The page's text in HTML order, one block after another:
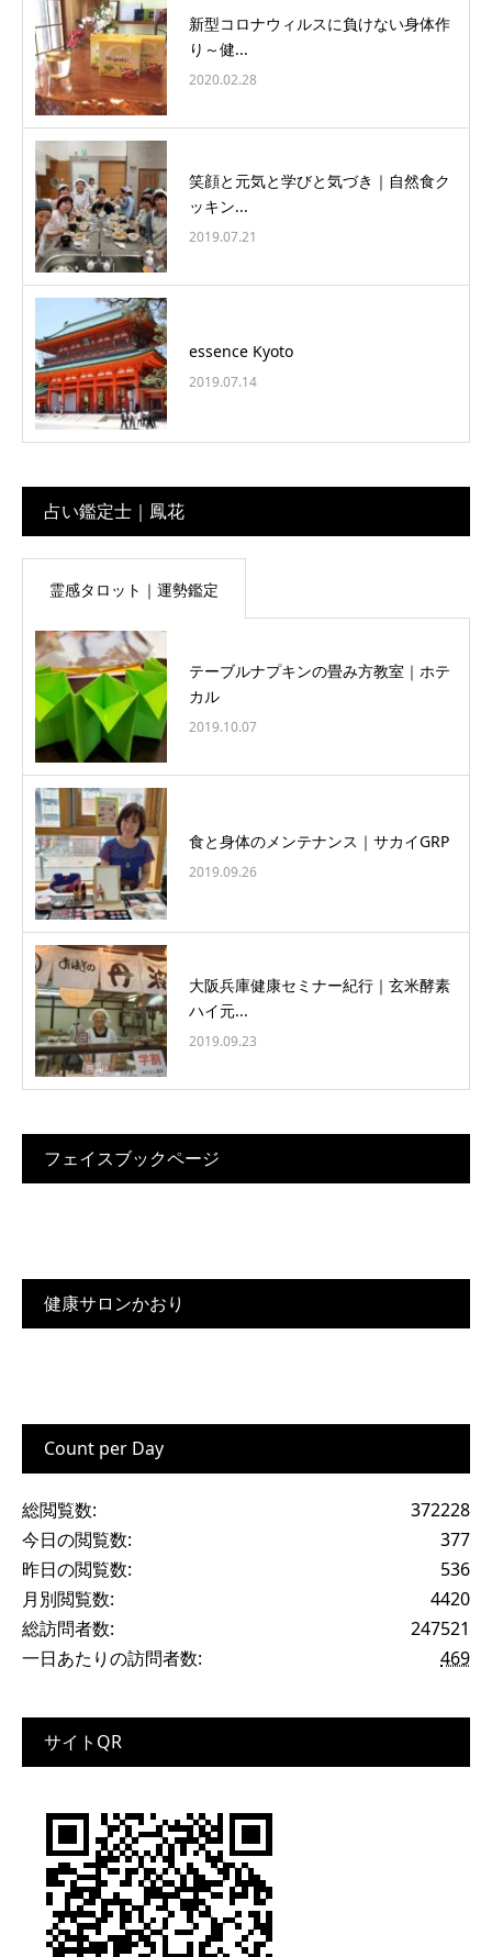
新型コロナウィルスに負けない身体作
り～健...
2020.02.28
笑顔と元気と学びと気づき｜自然食ク
ッキン...
2019.07.21
essence Kyoto
2019.07.14
占い鑑定士｜鳳花
霊感タロット｜運勢鑑定
テーブルナプキンの畳み方教室｜ホテ
カル
2019.10.07
食と身体のメンテナンス｜サカイGRP
2019.09.26
大阪兵庫健康セミナー紀行｜玄米酵素
ハイ元...
2019.09.23
フェイスブックページ
健康サロンかおり
Count per Day
372228
総閲覧数:
377
今日の閲覧数:
536
昨日の閲覧数:
4420
月別閲覧数:
247521
総訪問者数:
469
一日あたりの訪問者数:
サイトQR